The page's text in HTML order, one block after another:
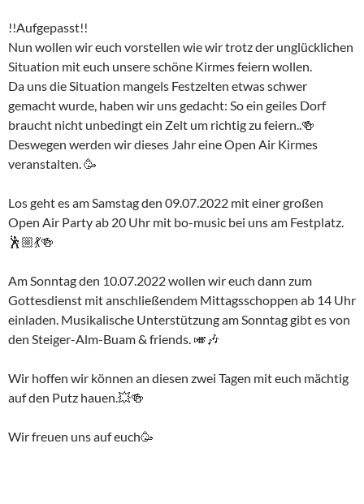
!!Aufgepasst!!
Nun wollen wir euch vorstellen wie wir trotz der unglücklichen
Situation mit euch unsere schöne Kirmes feiern wollen.
Da uns die Situation mangels Festzelten etwas schwer
gemacht wurde, haben wir uns gedacht: So ein geiles Dorf
braucht nicht unbedingt ein Zelt um richtig zu feiern..🍻
Deswegen werden wir dieses Jahr eine Open Air Kirmes
veranstalten. 🥳
Los geht es am Samstag den 09.07.2022 mit einer großen
Open Air Party ab 20 Uhr mit bo-music bei uns am Festplatz.
🕺🏼💃🍻
Am Sonntag den 10.07.2022 wollen wir euch dann zum
Gottesdienst mit anschließendem Mittagsschoppen ab 14 Uhr
einladen. Musikalische Unterstützung am Sonntag gibt es von
den Steiger-Alm-Buam & friends. 🎺🎶
Wir hoffen wir können an diesen zwei Tagen mit euch mächtig
auf den Putz hauen.💥🍻
Wir freuen uns auf euch🥳